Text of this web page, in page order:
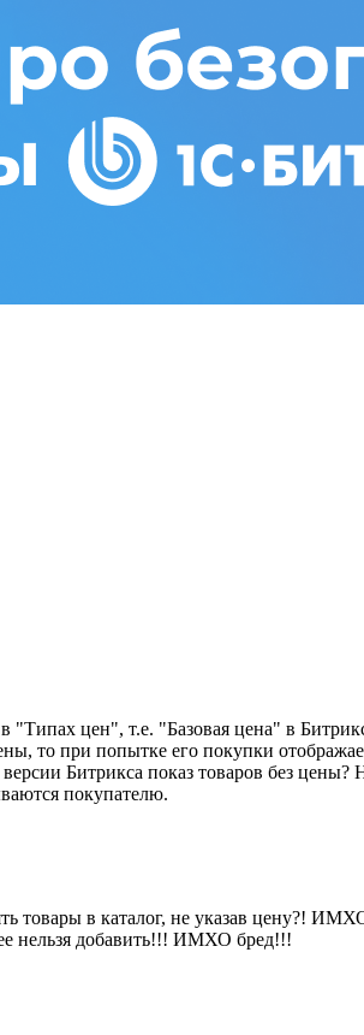
цен", т.е. "Базовая цена" в
то при попытке его покупки
Битрикса показ товаров без цены?
покупателю.
товары в каталог, не указав цену?!
нельзя добавить!!! ИМХО бред!!!